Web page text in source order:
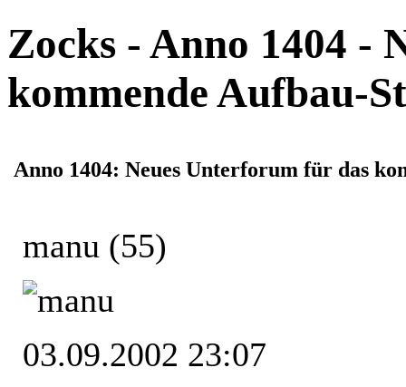
Zocks - Anno 1404 -
kommende Aufbau-
Anno 1404: Neues Unterforum für das
manu (55)
03.09.2002 23:07